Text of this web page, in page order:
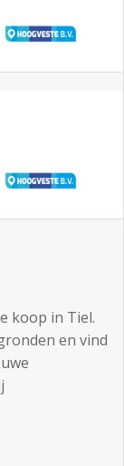
koop in Tiel.
en vind